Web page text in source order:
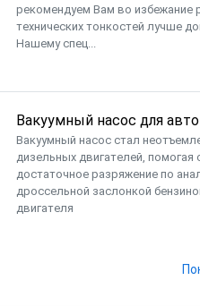
рекомендуем Вам во избежание
технических тонкостей лучше
Нашему спец...
Вакуумный насос для
​Вакуумный насос стал
дизельных двигателей, помогая
достаточное разряжение по
дроссельной заслонкой
двигателя